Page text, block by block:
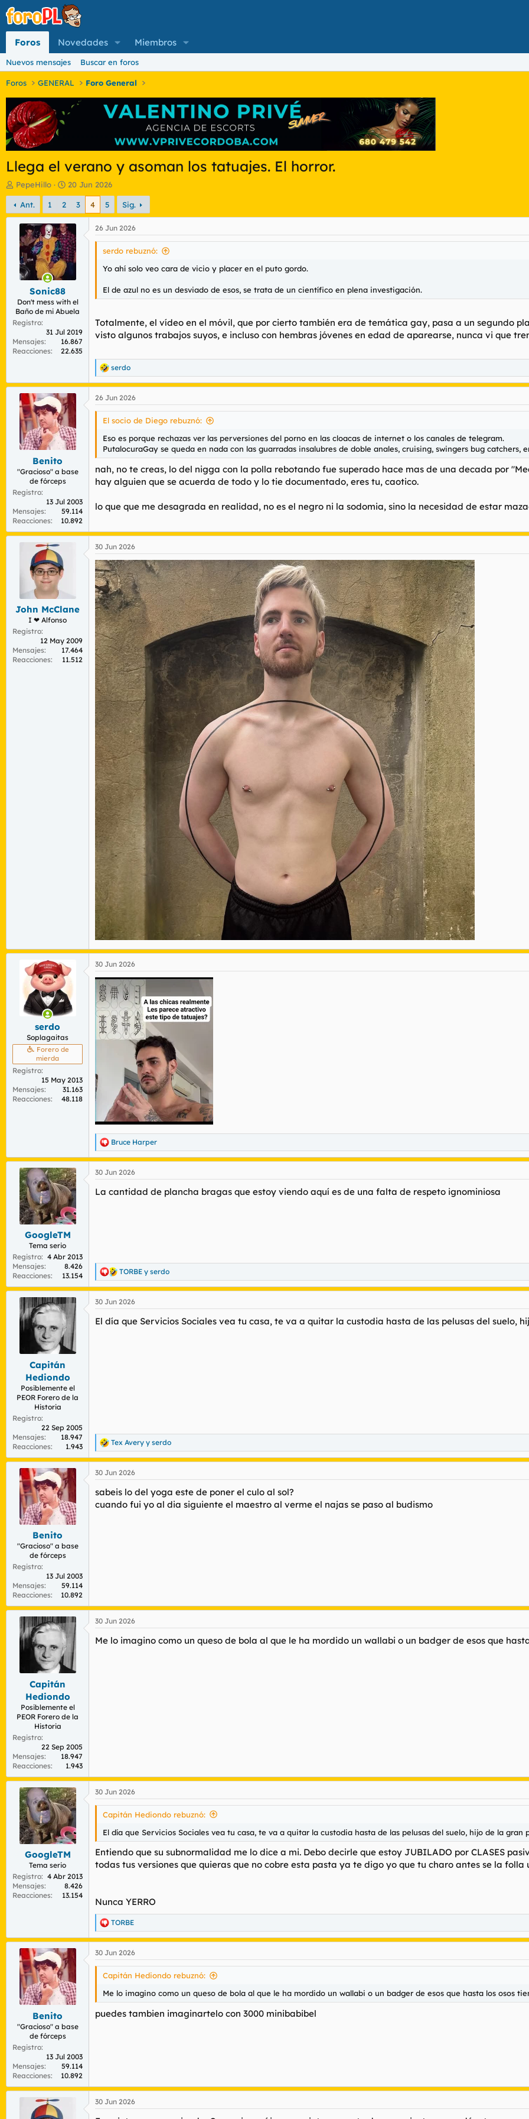
Foros Novedades Miembros
Nuevos mensajes Buscar en foros
Foros GENERAL Foro General
Llega el verano y asoman los tatuajes. El horror.
I
n
i
c
d
o
d
t
e
a
PepeHillo
F
e
h
a
d
e
i
i
i
o
20 Jun 2026
Ant. 1 2 3 4 5 Sig.
Sonic88
Don't mess with el
Baño de mi Abuela
Registro
31 Jul 2019
Mensajes
16.867
Reacciones
22.635
26 Jun 2026
serdo rebuznó:
Yo ahí solo veo cara de vicio y placer en el puto gordo.
El de azul no es un desviado de esos, se trata de un científico en plena investigación.
Totalmente, el vídeo en el móvil, que por cierto también era de temática gay, pasa a un segundo
visto algunos trabajos suyos, e incluso con hembras jóvenes en edad de aparearse, nunca vi que
R
e
a
c
c
s
serdo
Benito
"Gracioso" a base
de fórceps
Registro
13 Jul 2003
Mensajes
59.114
Reacciones
10.892
26 Jun 2026
El socio de Diego rebuznó:
Eso es porque rechazas ver las perversiones del porno en las cloacas de internet o los canales de telegram.
PutalocuraGay se queda en nada con las guarradas insalubres de doble anales, cruising, swingers bug catchers,
nah, no te creas, lo del nigga con la polla rebotando fue superado hace mas de una decada por
hay alguien que se acuerda de todo y lo tie documentado, eres tu, caotico.
lo que que me desagrada en realidad, no es el negro ni la sodomia, sino la necesidad de estar
John McClane
I ❤ Alfonso
Registro
12 May 2009
Mensajes
17.464
Reacciones
11.512
30 Jun 2026
serdo
Soplagaitas
Forero de
mierda
Registro
15 May 2013
Mensajes
31.163
Reacciones
48.118
30 Jun 2026
R
e
a
c
i
Bruce Harper
GoogleTM
Tema serio
Registro
4 Abr 2013
Mensajes
8.426
Reacciones
13.154
30 Jun 2026
La cantidad de plancha bragas que estoy viendo aquí es de una falta de respeto ignominiosa
R
e
a
c
i
TORBE y serdo
Capitán
Hediondo
Posiblemente el
PEOR Forero de la
Historia
Registro
22 Sep 2005
Mensajes
18.947
Reacciones
1.943
30 Jun 2026
El día que Servicios Sociales vea tu casa, te va a quitar la custodia hasta de las pelusas del suelo,
R
e
a
c
i
o
Tex Avery y serdo
Benito
"Gracioso" a base
de fórceps
Registro
13 Jul 2003
Mensajes
59.114
Reacciones
10.892
30 Jun 2026
sabeis lo del yoga este de poner el culo al sol?
cuando fui yo al dia siguiente el maestro al verme el najas se paso al budismo
Capitán
Hediondo
Posiblemente el
PEOR Forero de la
Historia
Registro
22 Sep 2005
Mensajes
18.947
Reacciones
1.943
30 Jun 2026
Me lo imagino como un queso de bola al que le ha mordido un wallabi o un badger de esos que
GoogleTM
Tema serio
Registro
4 Abr 2013
Mensajes
8.426
Reacciones
13.154
30 Jun 2026
Capitán Hediondo rebuznó:
El día que Servicios Sociales vea tu casa, te va a quitar la custodia hasta de las pelusas del suelo, hijo de la gran
Entiendo que su subnormalidad me lo dice a mi. Debo decirle que estoy JUBILADO por CLASES
todas tus versiones que quieras que no cobre esta pasta ya te digo yo que tu charo antes se la folla
Nunca YERRO
R
e
a
c
c
e
s
TORBE
Benito
"Gracioso" a base
de fórceps
Registro
13 Jul 2003
Mensajes
59.114
Reacciones
10.892
30 Jun 2026
Capitán Hediondo rebuznó:
Me lo imagino como un queso de bola al que le ha mordido un wallabi o un badger de esos que hasta los osos
puedes tambien imaginartelo con 3000 minibabibel
30 Jun 2026